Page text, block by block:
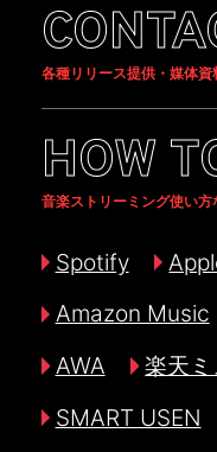
各種リリース提供・媒体
HOW
音楽ストリーミング使い方
Spotify
Amazon Music
AWA
楽天
SMART USEN